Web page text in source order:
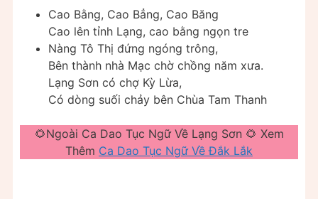
Cao Bằng, Cao Bẳng, Cao Băng
Cao lên tỉnh Lạng, cao bằng ngọn tre
Nàng Tô Thị đứng ngóng trông,
Bên thành nhà Mạc chờ chồng năm xưa.
Lạng Sơn có chợ Kỳ Lừa,
Có dòng suối chảy bên Chùa Tam Thanh
🌻Ngoài Ca Dao Tục Ngữ Về Lạng Sơn 🌻 Xem
Thêm Ca Dao Tục Ngữ Về Đắk Lắk